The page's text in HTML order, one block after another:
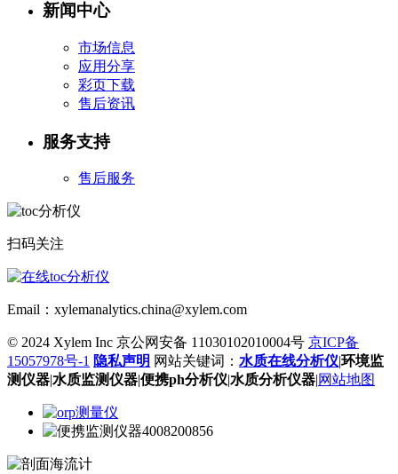
新闻中心
市场信息
应用分享
彩页下载
售后资讯
服务支持
售后服务
扫码关注
Email：xylemanalytics.china@xylem.com
© 2024 Xylem Inc 京公网安备 11030102010004号 京ICP备
15057978号-1 隐私声明 网站关键词： 水质在线分析仪|环境监
测仪器|水质监测仪器|便携ph分析仪|水质分析仪器|网站地图
4008200856